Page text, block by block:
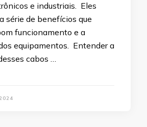
e industriais. Eles
série de benefícios que
funcionamento e a
equipamentos. Entender a
cabos …